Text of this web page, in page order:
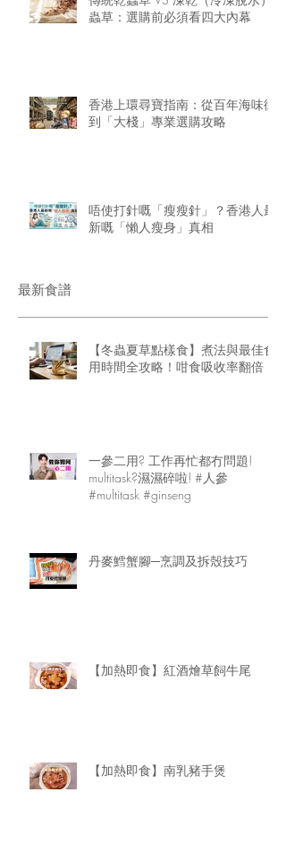
蟲草：選購前必須看四大內幕
香港上環尋寶指南：從百年海味街
到「大棧」專業選購攻略
唔使打針嘅「瘦瘦針」？香港人最
新嘅「懶人瘦身」真相
最新食譜
【冬蟲夏草點樣食】煮法與最佳食
用時間全攻略！咁食吸收率翻倍
一參二用? 工作再忙都冇問題!
multitask?濕濕碎啦! #人參
#multitask #ginseng
丹麥鱈蟹腳─烹調及拆殼技巧
【加熱即食】紅酒燴草飼牛尾
【加熱即食】南乳豬手煲